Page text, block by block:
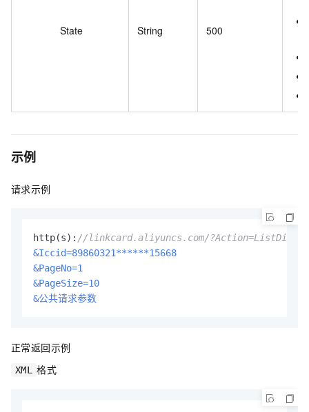
State String 500
示例
请求示例
http(s): //linkcard.aliyuncs.com/
&Iccid=89860321******15668
&PageNo=1
&PageSize=10
&公共请求参数
正常返回示例
XML 格式